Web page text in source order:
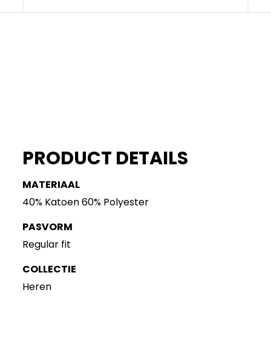
PRODUCT DETAILS
MATERIAAL
40% Katoen 60% Polyester
PASVORM
Regular fit
COLLECTIE
Heren